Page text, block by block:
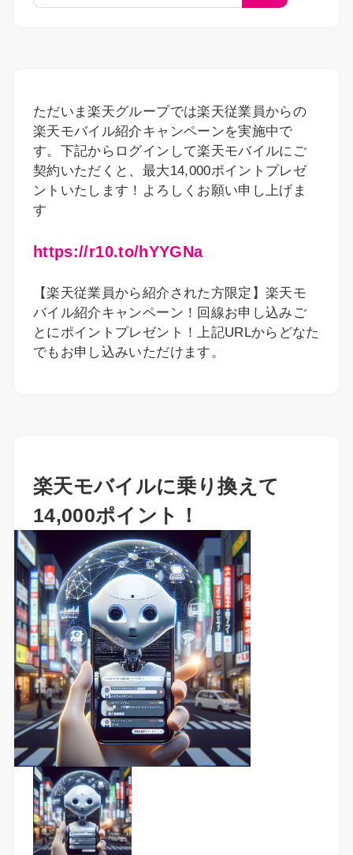
ただいま楽天グループでは楽天従業員からの
楽天モバイル紹介キャンペーンを実施中で
す。下記からログインして楽天モバイルにご
契約いただくと、最大14,000ポイントプレゼ
ントいたします！よろしくお願い申し上げま
す
https://r10.to/hYYGNa
【楽天従業員から紹介された方限定】楽天モ
バイル紹介キャンペーン！回線お申し込みご
とにポイントプレゼント！上記URLからどなた
でもお申し込みいただけます。
楽天モバイルに乗り換えて
14,000ポイント！